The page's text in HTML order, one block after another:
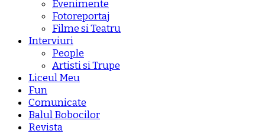
Evenimente
Fotoreportaj
Filme si Teatru
Interviuri
People
Artisti si Trupe
Liceul Meu
Fun
Comunicate
Balul Bobocilor
Revista